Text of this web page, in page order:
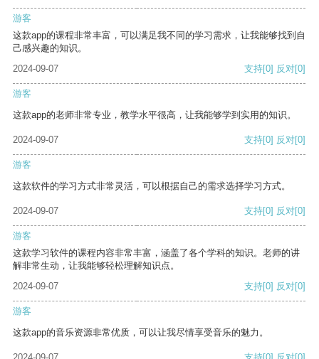
游客
这款app的课程非常丰富，可以满足我不同的学习需求，让我能够找到自
己感兴趣的知识。
2024-09-07
支持[0] 反对[0]
游客
这款app的老师非常专业，教学水平很高，让我能够学到实用的知识。
2024-09-07 支持[0] 反对[0]
游客
这款软件的学习方式非常灵活，可以根据自己的需求选择学习方式。
2024-09-07 支持[0] 反对[0]
游客
这款学习软件的课程内容非常丰富，涵盖了各个学科的知识。老师的讲
解非常生动，让我能够轻松理解知识点。
2024-09-07
支持[0] 反对[0]
游客
这款app的音乐资源非常优质，可以让我尽情享受音乐的魅力。